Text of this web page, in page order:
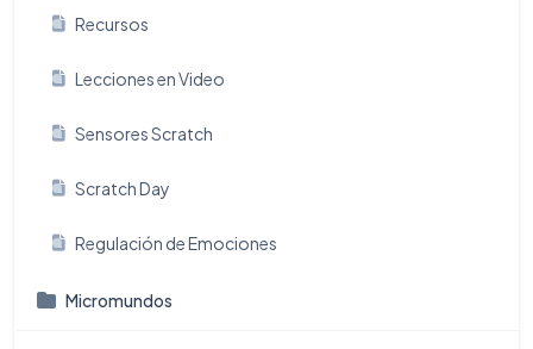
Recursos
Lecciones en Video
Sensores Scratch
Scratch Day
Regulación de Emociones
Micromundos